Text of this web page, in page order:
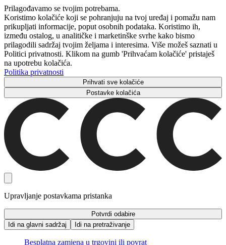
Prilagođavamo se tvojim potrebama.
Koristimo kolačiće koji se pohranjuju na tvoj uređaj i pomažu nam
prikupljati informacije, poput osobnih podataka. Koristimo ih,
između ostalog, u analitičke i marketinške svrhe kako bismo
prilagodili sadržaj tvojim željama i interesima. Više možeš saznati u
Politici privatnosti. Klikom na gumb 'Prihvaćam kolačiće' pristaješ
na upotrebu kolačića.
Politika privatnosti
Prihvati sve kolačiće
Postavke kolačića
Upravljanje postavkama pristanka
Potvrdi odabire
Idi na glavni sadržaj
Idi na pretraživanje
Besplatna zamjena u trgovini ili povrat